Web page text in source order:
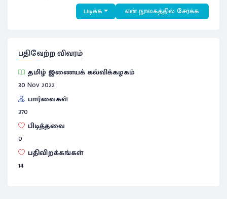
படிக்க என் நூலகத்தில் சேர்க்க
பதிவேற்ற விவரம்
தமிழ் இணையக் கல்விக்கழகம்
30 Nov 2022
பார்வைகள்
370
பிடித்தவை
0
பதிவிறக்கங்கள்
14